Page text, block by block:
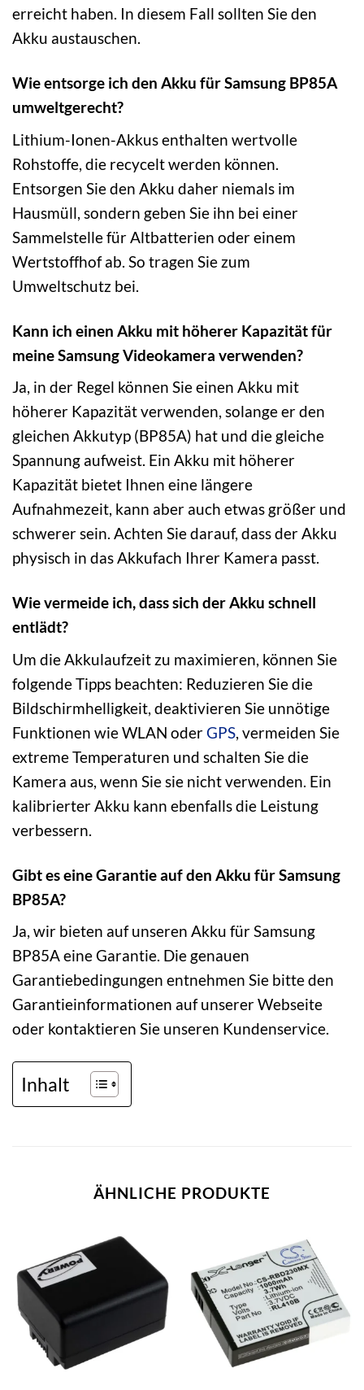
erreicht haben. In diesem Fall sollten Sie den
Akku austauschen.
Wie entsorge ich den Akku für Samsung BP85A
umweltgerecht?
Lithium-Ionen-Akkus enthalten wertvolle
Rohstoffe, die recycelt werden können.
Entsorgen Sie den Akku daher niemals im
Hausmüll, sondern geben Sie ihn bei einer
Sammelstelle für Altbatterien oder einem
Wertstoffhof ab. So tragen Sie zum
Umweltschutz bei.
Kann ich einen Akku mit höherer Kapazität für
meine Samsung Videokamera verwenden?
Ja, in der Regel können Sie einen Akku mit
höherer Kapazität verwenden, solange er den
gleichen Akkutyp (BP85A) hat und die gleiche
Spannung aufweist. Ein Akku mit höherer
Kapazität bietet Ihnen eine längere
Aufnahmezeit, kann aber auch etwas größer und
schwerer sein. Achten Sie darauf, dass der Akku
physisch in das Akkufach Ihrer Kamera passt.
Wie vermeide ich, dass sich der Akku schnell
entlädt?
Um die Akkulaufzeit zu maximieren, können Sie
folgende Tipps beachten: Reduzieren Sie die
Bildschirmhelligkeit, deaktivieren Sie unnötige
Funktionen wie WLAN oderGPS, vermeiden Sie
extreme Temperaturen und schalten Sie die
Kamera aus, wenn Sie sie nicht verwenden. Ein
kalibrierter Akku kann ebenfalls die Leistung
verbessern.
Gibt es eine Garantie auf den Akku für Samsung
BP85A?
Ja, wir bieten auf unseren Akku für Samsung
BP85A eine Garantie. Die genauen
Garantiebedingungen entnehmen Sie bitte den
Garantieinformationen auf unserer Webseite
oder kontaktieren Sie unseren Kundenservice.
Inhalt
ÄHNLICHE PRODUKTE